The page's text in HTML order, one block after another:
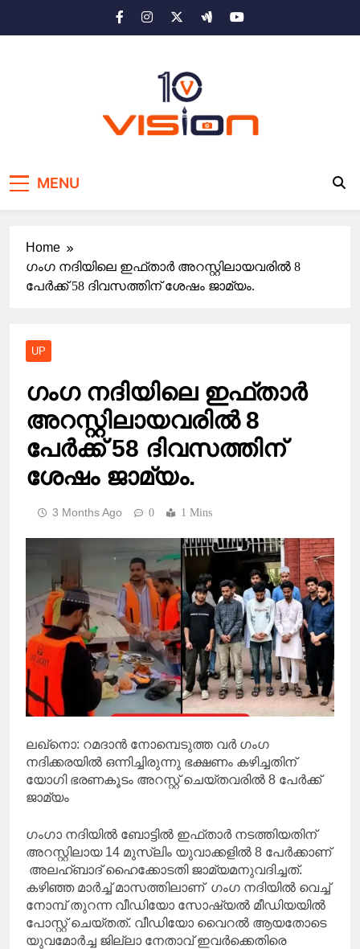
MENU
Home
ഗംഗ നദിയിലെ ഇഫ്താർ അറസ്റ്റിലായവരിൽ 8
പേർക്ക് 58 ദിവസത്തിന് ശേഷം ജാമ്യം.
UP
ഗംഗ നദിയിലെ ഇഫ്താർ
അറസ്റ്റിലായവരിൽ 8
പേർക്ക് 58 ദിവസത്തിന്
ശേഷം ജാമ്യം.
3 Months Ago 0 1 Mins
ലഖ്നൊ: റമദാൻ നോമ്പെടുത്ത വർ ഗംഗ
നദിക്കരയിൽ ഒന്നിച്ചിരുന്നു ഭക്ഷണം കഴിച്ചതിന്
യോഗി ഭരണകൂടം അറസ്റ്റ് ചെയ്തവരിൽ 8 പേർക്ക്
ജാമ്യം
ഗംഗാ നദിയിൽ ബോട്ടിൽ ഇഫ്‌താർ നടത്തിയതിന്
അറസ്റ്റിലായ 14 മുസ്‌ലിം യുവാക്കളിൽ 8 പേർക്കാണ്
അലഹ്ബാദ് ഹൈക്കോടതി ജാമ്യമനുവദിച്ചത്.
കഴിഞ്ഞ മാർച്ച് മാസത്തിലാണ് ഗംഗ നദിയിൽ വെച്ച്
നോമ്പ് തുറന്ന വീഡിയോ സോഷ്യൽ മീഡിയയിൽ
പോസ്റ്റ് ചെയ്‌തത്‌. വീഡിയോ വൈറൽ ആയതോടെ
യുവമോർച്ച ജില്ലാ നേതാവ് ഇവർക്കെതിരെ